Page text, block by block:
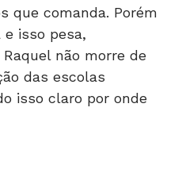
que comanda. Porém
isso pesa,
não morre de
das escolas
isso claro por onde